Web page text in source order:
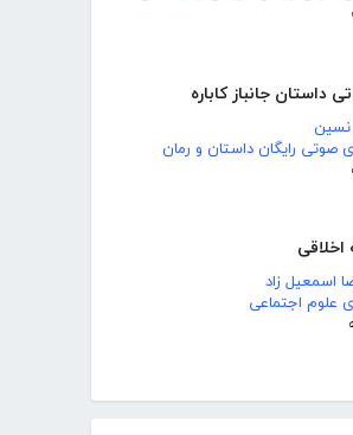
داستان جانباز کاباره
نسین
صوتی رایگان داستان و رمان
اخلاقی
اسمعیل زاد
علوم اجتماعی